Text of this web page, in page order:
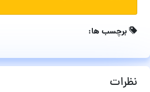
برچسب ها:
نظرات